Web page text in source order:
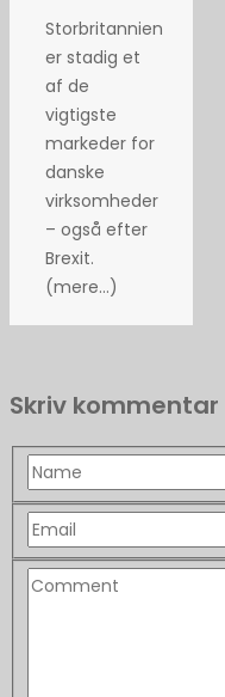
Storbritannien
er stadig et
af de
vigtigste
markeder for
danske
virksomheder
– også efter
Brexit.
(mere…)
Skriv kommentar